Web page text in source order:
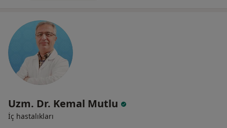
Uzm. Dr. Kemal Mutlu
İç hastalıkları